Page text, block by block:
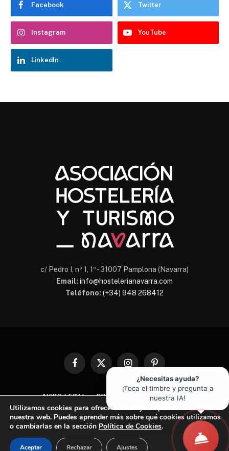
Facebook Twitter
Instagram YouTube
LinkedIn
¿Necesitas ayuda?
¡Toca el timbre y pregunta a
nuestra IA!
Chatbot Hostelería Navarra
En línea
c/ Pedro I, nº 1, 1º - 31007 Pamplona (Navarra)
Email: info@hostelerianavarra.com
Teléfono: (+34) 948 268412
Facebook
X
(Twitter)
InstagramPinterest
AVISO LEGAL PROTECCIÓN DE DATOS
POLÍTICA DE COOKIES
© 2026 Asociación de Hostelería y Turismo de Navarra
Utilizamos cookies para ofrecerte la mejor experiencia en
nuestra web. Puedes aprender más sobre qué cookies utilizamos
o cambiarlas en la sección Política de Cookies.
Aceptar Rechazar Ajustes